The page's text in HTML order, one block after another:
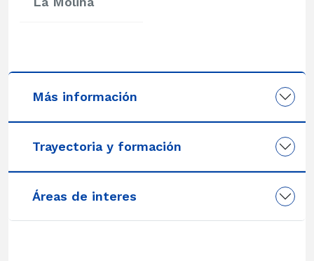
Más información
Trayectoria y formación
Áreas de interes